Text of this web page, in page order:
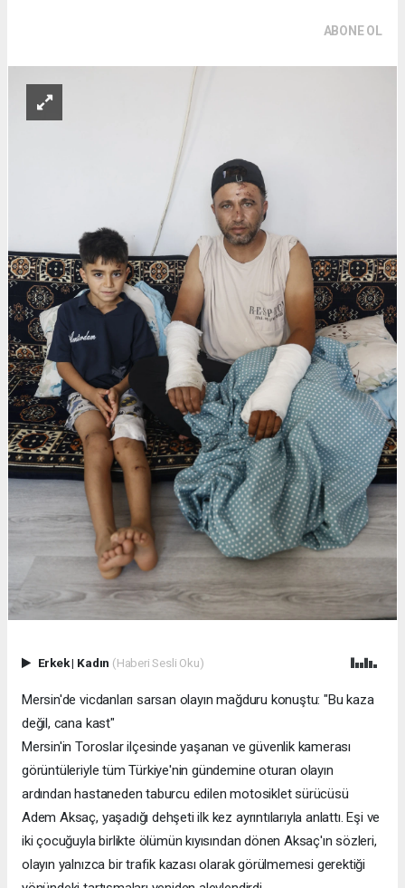
Erkek| Kadın (Haberi Sesli Oku)
Mersin'de vicdanları sarsan olayın mağduru konuştu: "Bu kaza
değil, cana kast"
Mersin'in Toroslar ilçesinde yaşanan ve güvenlik kamerası
görüntüleriyle tüm Türkiye'nin gündemine oturan olayın
ardından hastaneden taburcu edilen motosiklet sürücüsü
Adem Aksaç, yaşadığı dehşeti ilk kez ayrıntılarıyla anlattı. Eşi ve
iki çocuğuyla birlikte ölümün kıyısından dönen Aksaç'ın sözleri,
olayın yalnızca bir trafik kazası olarak görülmemesi gerektiği